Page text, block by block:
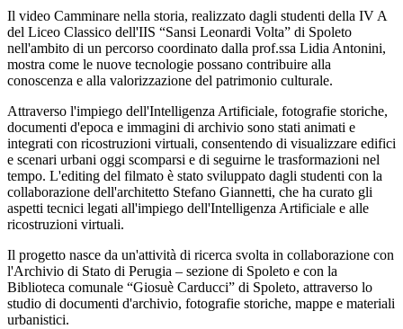
Il video Camminare nella storia, realizzato dagli studenti della IV A
del Liceo Classico dell'IIS “Sansi Leonardi Volta” di Spoleto
nell'ambito di un percorso coordinato dalla prof.ssa Lidia Antonini,
mostra come le nuove tecnologie possano contribuire alla
conoscenza e alla valorizzazione del patrimonio culturale.
Attraverso l'impiego dell'Intelligenza Artificiale, fotografie storiche,
documenti d'epoca e immagini di archivio sono stati animati e
integrati con ricostruzioni virtuali, consentendo di visualizzare edifici
e scenari urbani oggi scomparsi e di seguirne le trasformazioni nel
tempo. L'editing del filmato è stato sviluppato dagli studenti con la
collaborazione dell'architetto Stefano Giannetti, che ha curato gli
aspetti tecnici legati all'impiego dell'Intelligenza Artificiale e alle
ricostruzioni virtuali.
Il progetto nasce da un'attività di ricerca svolta in collaborazione con
l'Archivio di Stato di Perugia – sezione di Spoleto e con la
Biblioteca comunale “Giosuè Carducci” di Spoleto, attraverso lo
studio di documenti d'archivio, fotografie storiche, mappe e materiali
urbanistici.